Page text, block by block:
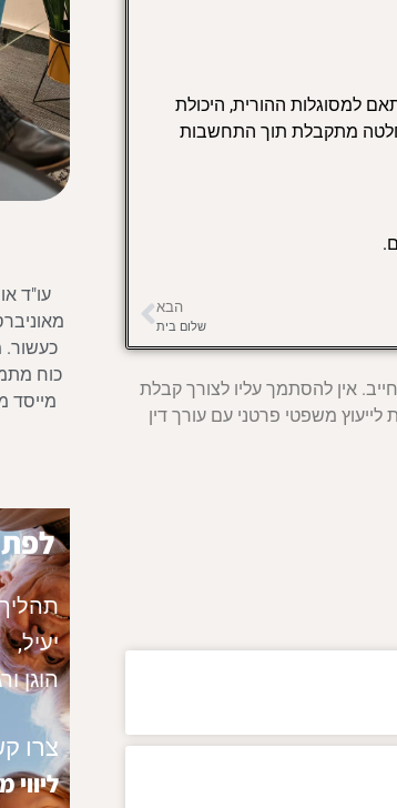
למסוגלות ההורית, היכולת
מתקבלת תוך התחשבות
הבא
שלום בית
אין להסתמך עליו לצורך קבלת
משפטי פרטני עם עורך דין
עו"ד
כעשור.
כוח
מייסד
יעיל,
הוגן
צרו
ליווי